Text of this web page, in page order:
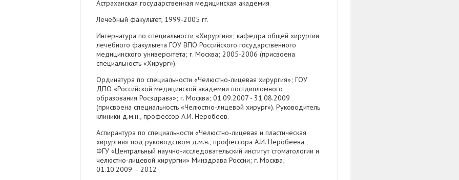
Астраханская государственная медицинская академия
Лечебный факультет, 1999-2005 гг.
Интернатура по специальности «Хирургия»; кафедра общей хирургии
лечебного факультета ГОУ ВПО Российского государственного
медицинского университета; г. Москва; 2005-2006 (присвоена
специальность «Хирург»).
Ординатура по специальности «Челюстно-лицевая хирургия»; ГОУ
ДПО «Российской медицинской академии постдипломного
образования Росздрава»; г. Москва; 01.09.2007 - 31.08.2009
(присвоена специальность «Челюстно-лицевой хирург»). Руководитель
клиники д.м.н., профессор А.И. Неробеев.
Аспирантура по специальности «Челюстно-лицевая и пластическая
хирургия» под руководством д.м.н., профессора А.И. Неробеева.;
ФГУ «Центральный научно-исследовательский институт стоматологии и
челюстно-лицевой хирургии» Минздрава России; г. Москва;
01.10.2009 – 2012